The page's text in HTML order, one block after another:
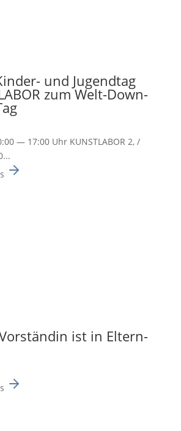
und Jugendtag
zum Welt-Down-
— 17:00 Uhr KUNSTLABOR 2, /
ist in Eltern­